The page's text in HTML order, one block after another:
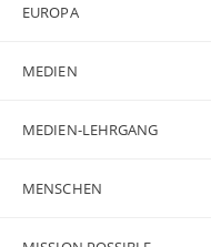
EUROPA
MEDIEN
MEDIEN-LEHRGANG
MENSCHEN